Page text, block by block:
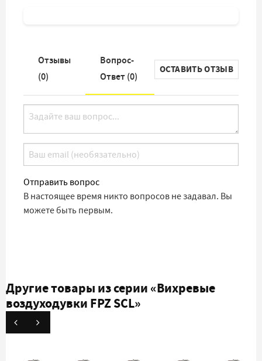
Отзывы
(0)
Вопрос-
Ответ (0)
ОСТАВИТЬ ОТЗЫВ
Отправить вопрос
В настоящее время никто вопросов не задавал. Вы
можете быть первым.
Другие товары из серии«Вихревые
воздуходувки FPZ SCL»